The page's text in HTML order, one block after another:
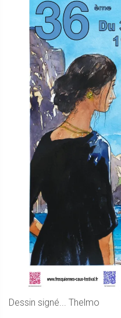
Dessin signé... Thelmo